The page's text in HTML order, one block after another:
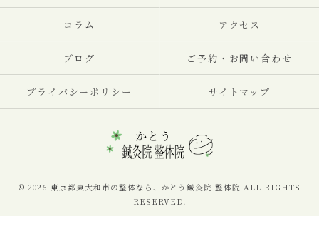
コラム アクセス
ブログ ご予約・お問い合わせ
プライバシーポリシー サイトマップ
© 2026 東京都東大和市の整体なら、かとう鍼灸院 整体院 ALL RIGHTS
RESERVED.